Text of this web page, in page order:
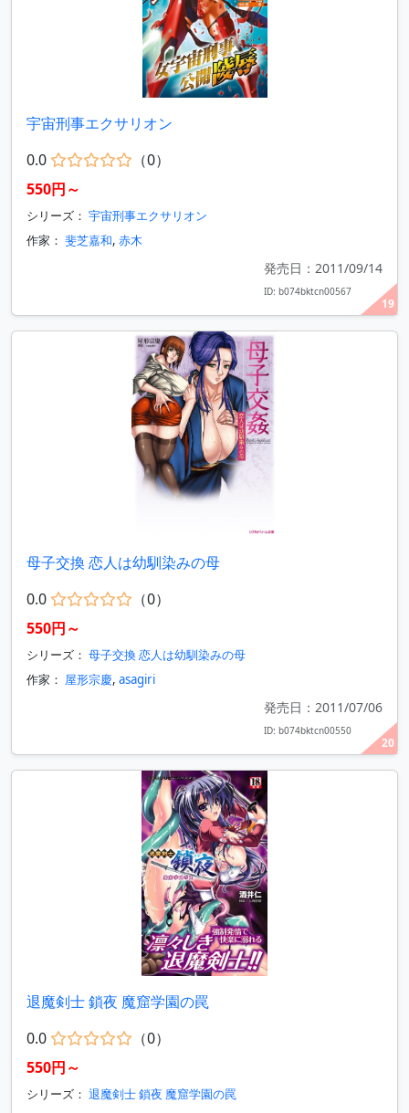
19
宇宙刑事エクサリオン
0.0
（0）
550円～
シリーズ： 宇宙刑事エクサリオン
作家： 斐芝嘉和, 赤木
発売日：2011/09/14
ID: b074bktcn00567
20
母子交換 恋人は幼馴染みの母
0.0
（0）
550円～
シリーズ： 母子交換 恋人は幼馴染みの母
作家： 屋形宗慶, asagiri
発売日：2011/07/06
ID: b074bktcn00550
退魔剣士 鎖夜 魔窟学園の罠
0.0
（0）
550円～
シリーズ： 退魔剣士 鎖夜 魔窟学園の罠